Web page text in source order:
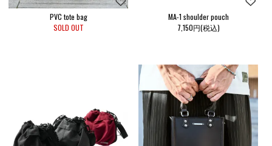
PVC tote bag
SOLD OUT
MA-1 shoulder pouch
7,150円(税込)